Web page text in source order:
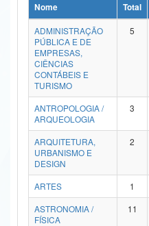
Ministério da Ciência, Tecnologia,
Ministério do Meio Ambiente
Ministério do Turismo
Ministério do Desenvolvimento Regional
Controladoria-Geral da União
Ministério da Mulher, da Família e dos
Secretaria de Governo
Nome Total
ADMINISTRAÇÃO
PÚBLICA E DE
EMPRESAS,
CIÊNCIAS
CONTÁBEIS E
TURISMO
5
ANTROPOLOGIA /
ARQUEOLOGIA
3
ARQUITETURA,
URBANISMO E
DESIGN
2
ARTES 1
ASTRONOMIA /
FÍSICA
11